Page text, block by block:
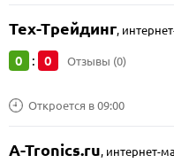
Тех-Трейдинг,
0 : 0 Отзывы (0)
Откроется в 09:00
A-Tronics.ru, интернет-